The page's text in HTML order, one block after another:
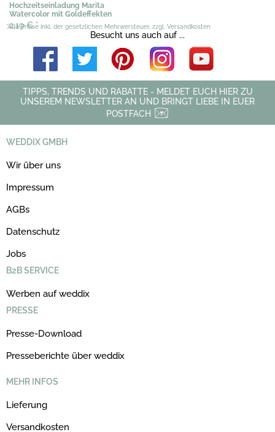
Hochzeitseinladung Marita
Watercolor mit Goldeffekten
2,19 €*
*Alle Preise inkl. der gesetzlichen Mehrwersteuer, zzgl. Versandkosten
Besucht uns auch auf ...
TIPPS, TRENDS UND RABATTE - MELDET EUCH HIER ZU
UNSEREM NEWSLETTER AN UND BRINGT LIEBE IN EUER
POSTFACH
WEDDIX GMBH
Wir über uns
Impressum
AGBs
Datenschutz
Jobs
B2B SERVICE
Werben auf weddix
PRESSE
Presse-Download
Presseberichte über weddix
MEHR INFOS
Lieferung
Versandkosten